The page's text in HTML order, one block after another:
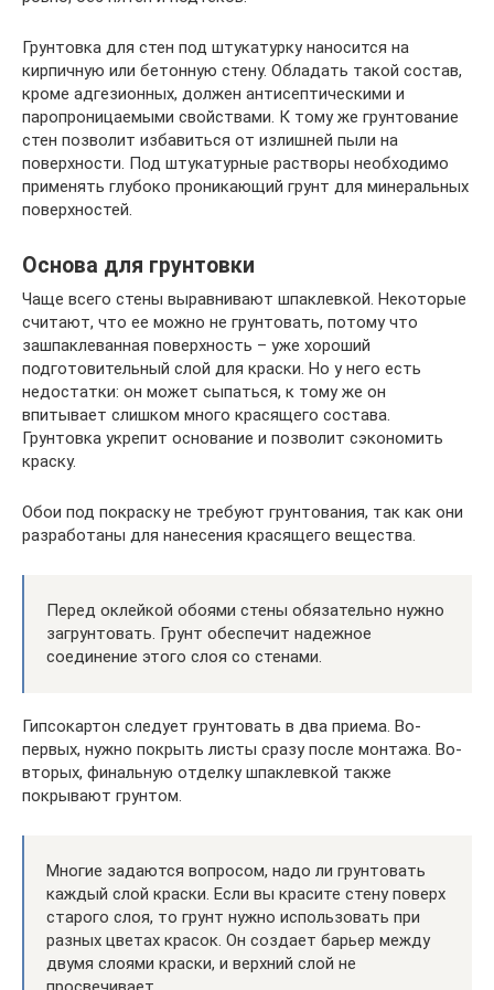
Грунтовка для стен под штукатурку наносится на
кирпичную или бетонную стену. Обладать такой состав,
кроме адгезионных, должен антисептическими и
паропроницаемыми свойствами. К тому же грунтование
стен позволит избавиться от излишней пыли на
поверхности. Под штукатурные растворы необходимо
применять глубоко проникающий грунт для минеральных
поверхностей.
Основа для грунтовки
Чаще всего стены выравнивают шпаклевкой. Некоторые
считают, что ее можно не грунтовать, потому что
зашпаклеванная поверхность – уже хороший
подготовительный слой для краски. Но у него есть
недостатки: он может сыпаться, к тому же он
впитывает слишком много красящего состава.
Грунтовка укрепит основание и позволит сэкономить
краску.
Обои под покраску не требуют грунтования, так как они
разработаны для нанесения красящего вещества.
Перед оклейкой обоями стены обязательно нужно
загрунтовать. Грунт обеспечит надежное
соединение этого слоя со стенами.
Гипсокартон следует грунтовать в два приема. Во-
первых, нужно покрыть листы сразу после монтажа. Во-
вторых, финальную отделку шпаклевкой также
покрывают грунтом.
Многие задаются вопросом, надо ли грунтовать
каждый слой краски. Если вы красите стену поверх
старого слоя, то грунт нужно использовать при
разных цветах красок. Он создает барьер между
двумя слоями краски, и верхний слой не